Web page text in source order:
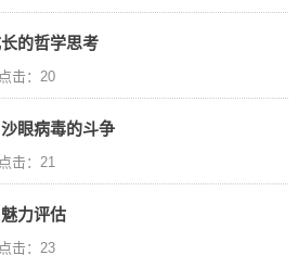
的哲学思考
点击：20
眼病毒的斗争
点击：21
力评估
点击：23